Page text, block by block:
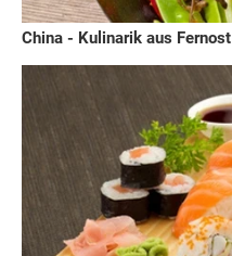
China - Kulinarik aus Fernost